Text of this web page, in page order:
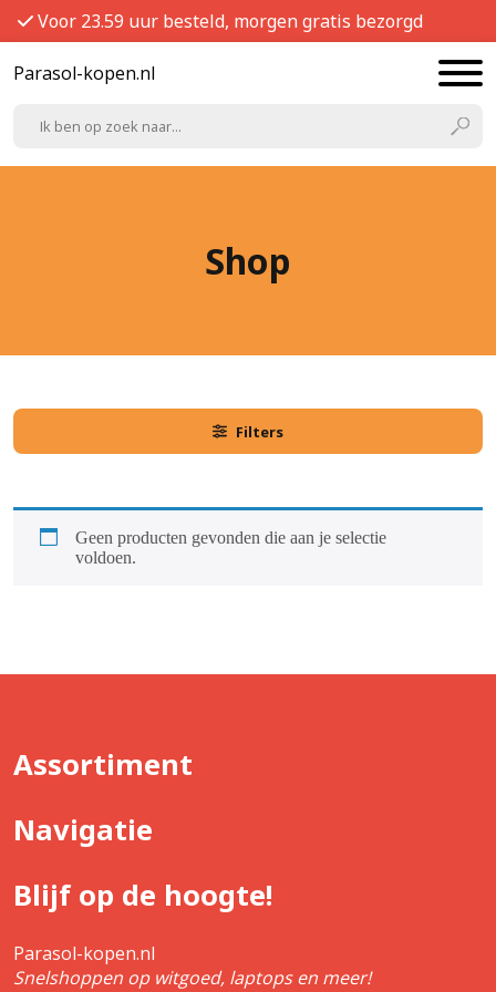
Voor 23.59 uur besteld, morgen gratis bezorgd
Parasol-kopen.nl
Shop
Filters
Geen producten gevonden die aan je selectie
voldoen.
Assortiment
Navigatie
Blijf op de hoogte!
Parasol-kopen.nl
Snelshoppen op witgoed, laptops en meer!